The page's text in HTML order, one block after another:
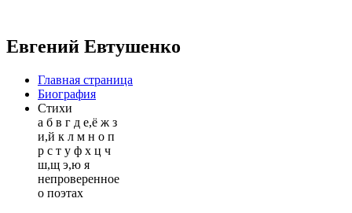
Евгений Евтушенко
Главная страница
Биография
Стихи
а б в г д е,ё ж з
и,й к л м н о п
р с т у ф х ц ч
ш,щ э,ю я
непроверенное
о поэтах